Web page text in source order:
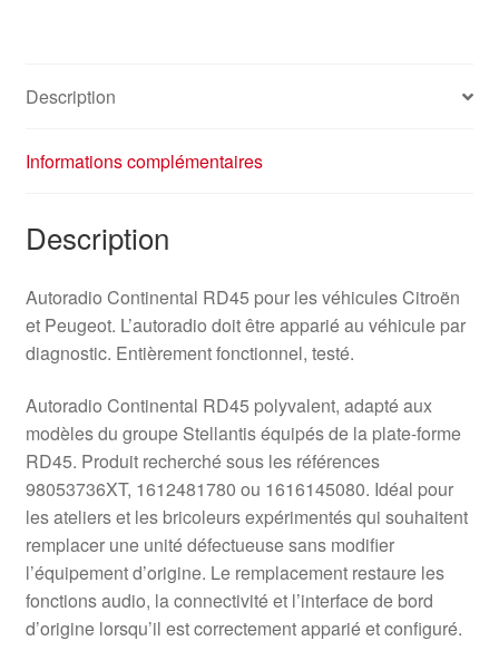
Description
Informations complémentaires
Description
Autoradio Continental RD45 pour les véhicules Citroën
et Peugeot. L’autoradio doit être apparié au véhicule par
diagnostic. Entièrement fonctionnel, testé.
Autoradio Continental RD45 polyvalent, adapté aux
modèles du groupe Stellantis équipés de la plate-forme
RD45. Produit recherché sous les références
98053736XT, 1612481780 ou 1616145080. Idéal pour
les ateliers et les bricoleurs expérimentés qui souhaitent
remplacer une unité défectueuse sans modifier
l’équipement d’origine. Le remplacement restaure les
fonctions audio, la connectivité et l’interface de bord
d’origine lorsqu’il est correctement apparié et configuré.